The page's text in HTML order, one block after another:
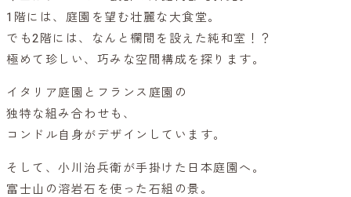
1階には、庭園を望む壮麗な大食堂。
でも2階には、なんと欄間を設えた純和室！？
極めて珍しい、巧みな空間構成を探ります。
イタリア庭園とフランス庭園の
独特な組み合わせも、
コンドル自身がデザインしています。
そして、小川治兵衛が手掛けた日本庭園へ。
富士山の溶岩石を使った石組の景。